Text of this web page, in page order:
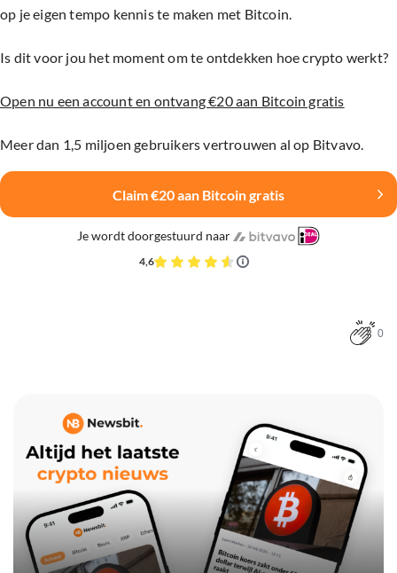
op je eigen tempo kennis te maken met Bitcoin.
Is dit voor jou het moment om te ontdekken hoe crypto werkt?
Open nu een account en ontvang €20 aan Bitcoin gratis
Meer dan 1,5 miljoen gebruikers vertrouwen al op Bitvavo.
Claim €20 aan Bitcoin gratis
Je wordt doorgestuurd naar
4,6
0